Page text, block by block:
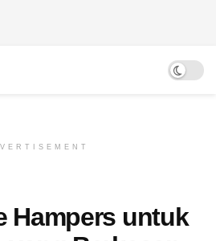
Hampers untuk